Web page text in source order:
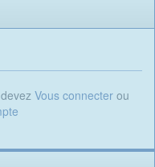
Vous connecterou